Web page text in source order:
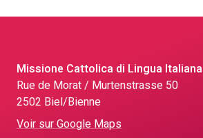
Missione Cattolica di Lingua Italiana
Rue de Morat / Murtenstrasse 50
2502 Biel/Bienne
Voir sur Google Maps